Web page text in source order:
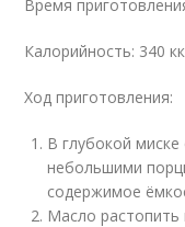
Время
Калорийность: 340
Ход приготовления:
В глубокой
небольшими
содержимое
Масло растопить